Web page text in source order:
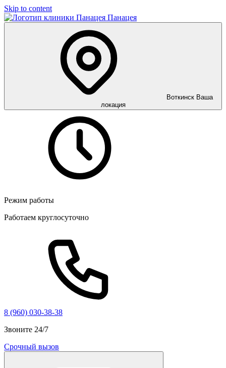
Skip to content
Панацея
Воткинск Ваша
локация
Режим работы
Работаем круглосуточно
8 (960) 030-38-38
Звоните 24/7
Срочный вызов